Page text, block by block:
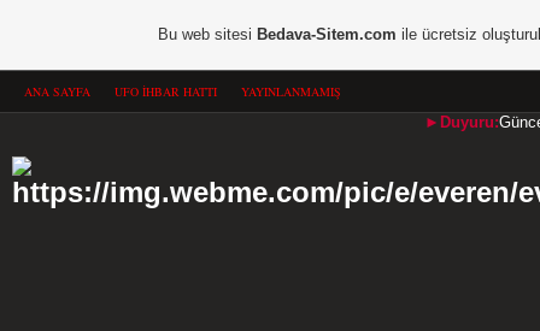
ANA SAYFA UFO İHBAR HATTI YAYINLANMAMIŞ
►Duyuru:
Bu web sitesi Bedava-Sitem.com ile ücretsiz